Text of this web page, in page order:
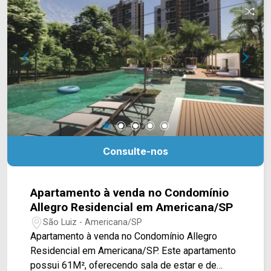
Holy Cook, hamburgueria Buns, cantina Brenda Di
Piave, supermercado São Vicente, academia,
postos de combustível, Senac, Instituto
Salesiano Dom Bosco, escola João XXIII,
hospitais e Sam`s Club. Entre em contato com a
equipe da Arbix Imóveis e agende a sua visita!!
WhatsApp e Telefone: (19) 3475-4546 ARBIX
IMÓVEIS - Presente em cada mudança!
Consulte-nos
Apartamento à venda no Condomínio
Allegro Residencial em Americana/SP
São Luiz - Americana/SP
Apartamento à venda no Condomínio Allegro
Residencial em Americana/SP. Este apartamento
possui 61M², oferecendo sala de estar e de